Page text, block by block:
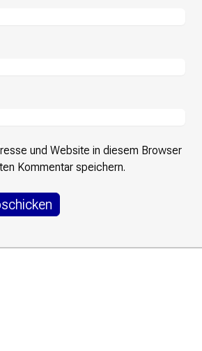
und Website in diesem Browser
Kommentar speichern.